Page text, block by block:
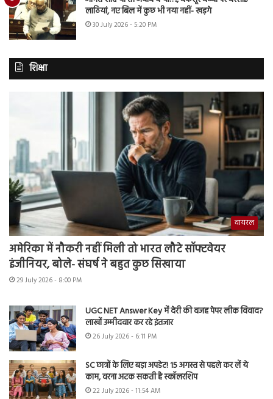
लाठियां, नए बिल में कुछ भी नया नहीं- खड़गे
30 July 2026 - 5:20 PM
शिक्षा
वायरल
अमेरिका में नौकरी नहीं मिली तो भारत लौटे सॉफ्टवेयर
इंजीनियर, बोले- संघर्ष ने बहुत कुछ सिखाया
29 July 2026 - 8:00 PM
UGC NET Answer Key में देरी की वजह पेपर लीक विवाद?
लाखों उम्मीदवार कर रहे इंतजार
26 July 2026 - 6:11 PM
SC छात्रों के लिए बड़ा अपडेट! 15 अगस्त से पहले कर लें ये
काम, वरना अटक सकती है स्कॉलरशिप
22 July 2026 - 11:54 AM